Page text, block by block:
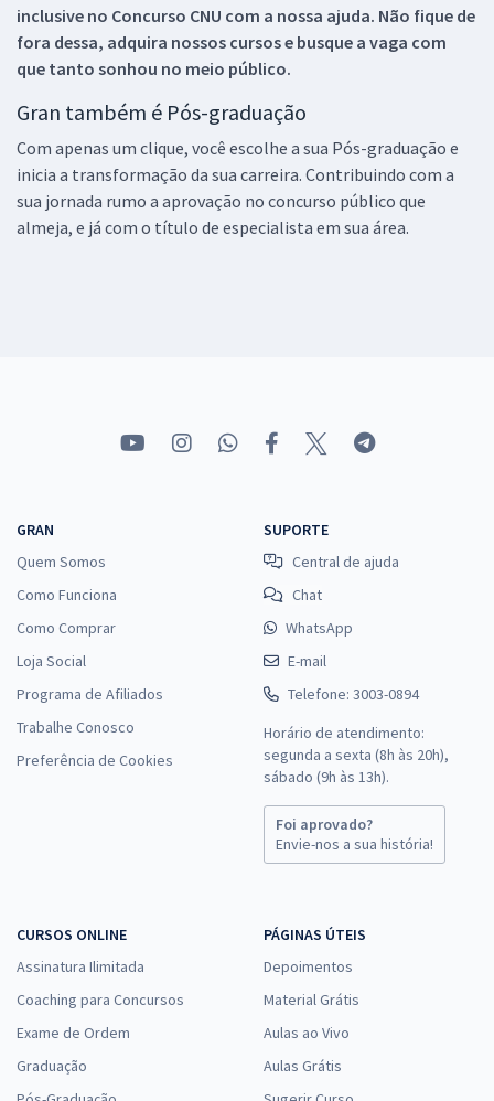
inclusive no Concurso CNU com a nossa ajuda. Não fique de
fora dessa, adquira nossos cursos e busque a vaga com
que tanto sonhou no meio público.
Gran também é Pós-graduação
Com apenas um clique, você escolhe a sua Pós-graduação e
inicia a transformação da sua carreira. Contribuindo com a
sua jornada rumo a aprovação no concurso público que
almeja, e já com o título de especialista em sua área.
GRAN
Quem Somos
Como Funciona
Como Comprar
Loja Social
Programa de Afiliados
Trabalhe Conosco
Preferência de Cookies
SUPORTE
Central de ajuda
Chat
WhatsApp
E-mail
Telefone: 3003-0894
Horário de atendimento:
segunda a sexta (8h às 20h),
sábado (9h às 13h).
Foi aprovado?
Envie-nos a sua história!
CURSOS ONLINE
Assinatura Ilimitada
Coaching para Concursos
Exame de Ordem
Graduação
PÁGINAS ÚTEIS
Depoimentos
Material Grátis
Aulas ao Vivo
Aulas Grátis